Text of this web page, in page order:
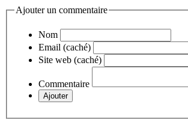
Ajouter un commentaire
Nom
Email (caché)
Site web (caché)
Commentaire